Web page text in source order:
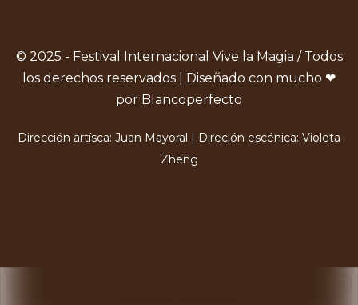
© 2025 - Festival Internacional Vive la Magia / Todos
los derechos reservados | Diseñado con mucho ❤
por Blancoperfecto
Dirección artísca: Juan Mayoral | Direción escénica: Violeta
Zheng